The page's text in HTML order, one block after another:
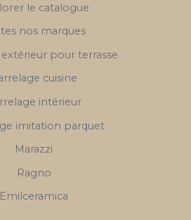
le catalogue
nos marques
pour terrasse
cuisine
intérieur
imitation parquet
Marazzi
Ragno
Emilceramica